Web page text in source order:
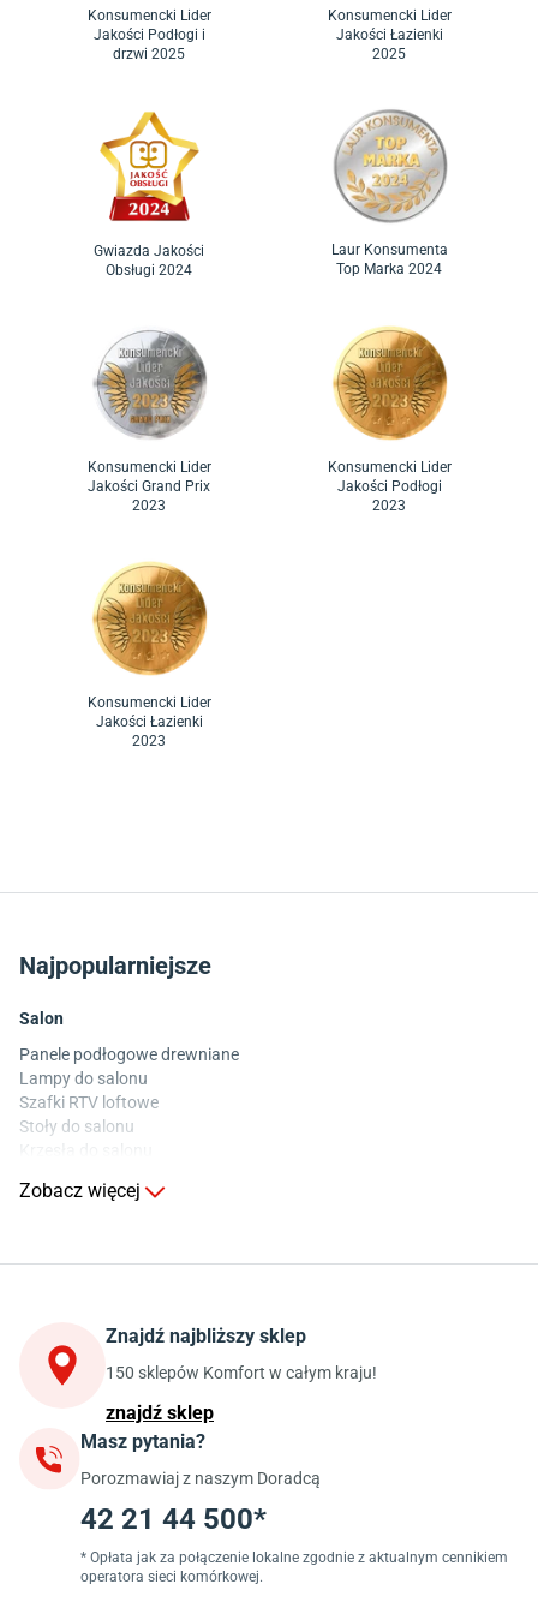
Konsumencki Lider
Jakości Podłogi i
drzwi 2025
Konsumencki Lider
Jakości Łazienki
2025
Gwiazda Jakości
Obsługi 2024
Laur Konsumenta
Top Marka 2024
Konsumencki Lider
Jakości Grand Prix
2023
Konsumencki Lider
Jakości Podłogi
2023
Konsumencki Lider
Jakości Łazienki
2023
Najpopularniejsze
Salon
Panele podłogowe drewniane
Lampy do salonu
Szafki RTV loftowe
Stoły do salonu
Stoły do kuchni
Szafki kuchenne wiszące (górne)
Szafki pod zlewozmywak
Blaty kuchenne laminowane
Jadalnia
Stoły do jadalni
Krzesła do jadalni
Dywany szare
Lampy w stylu loftowym
Lampy wiszące do jadalni
Zobacz więcej
Znajdź najbliższy sklep
150 sklepów Komfort w całym kraju!
znajdź sklep
Masz pytania?
Porozmawiaj z naszym Doradcą
42 21 44 500*
* Opłata jak za połączenie lokalne zgodnie z aktualnym cennikiem
operatora sieci komórkowej.